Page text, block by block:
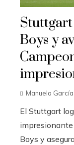
Boys y
Manuela García
El Stuttgart
Boys y